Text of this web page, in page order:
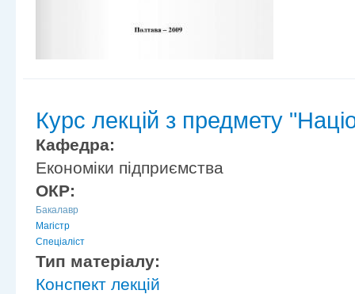
Курс лекцій з предмету
Кафедра:
Економіки підприємства
ОКР:
Бакалавр
Магістр
Спеціаліст
Тип матеріалу:
Конспект лекцій